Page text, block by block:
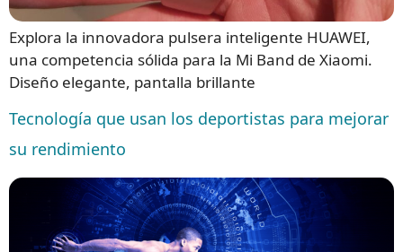
Explora la innovadora pulsera inteligente HUAWEI,
una competencia sólida para la Mi Band de Xiaomi.
Diseño elegante, pantalla brillante
Tecnología que usan los deportistas para mejorar
su rendimiento